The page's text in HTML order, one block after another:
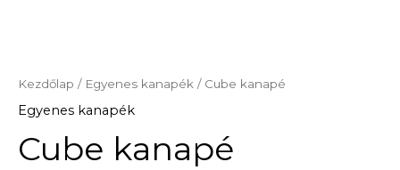
Kezdőlap / Egyenes kanapék / Cube kanapé
Egyenes kanapék
Cube kanapé